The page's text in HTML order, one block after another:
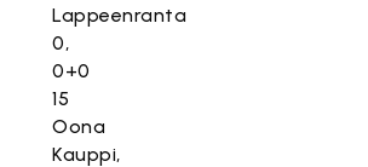
Lappeenranta
0,
0+0
15
Oona
Kauppi,